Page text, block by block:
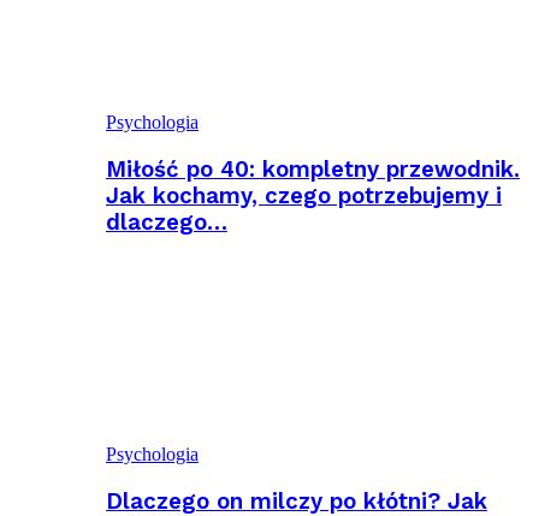
Psychologia
Miłość po 40: kompletny przewodnik.
Jak kochamy, czego potrzebujemy i
dlaczego…
Psychologia
Dlaczego on milczy po kłótni? Jak